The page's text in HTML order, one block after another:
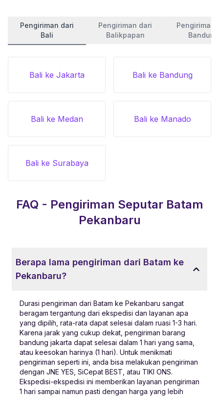
Pengiriman dari
Bali
Pengiriman dari
Balikpapan
Pengiriman
Bandung
Bali ke Jakarta Bali ke Bandung
Bali ke Medan Bali ke Manado
Bali ke Surabaya
FAQ - Pengiriman Seputar Batam
Pekanbaru
Berapa lama pengiriman dari Batam ke
Pekanbaru?
Durasi pengiriman dari Batam ke Pekanbaru sangat
beragam tergantung dari ekspedisi dan layanan apa
yang dipilih, rata-rata dapat selesai dalam ruasi 1-3 hari.
Karena jarak yang cukup dekat, pengiriman barang
bandung jakarta dapat selesai dalam 1 hari yang sama,
atau keesokan harinya (1 hari). Untuk menikmati
pengiriman seperti ini, anda bisa melakukan pengiriman
dengan JNE YES, SiCepat BEST, atau TIKI ONS.
Ekspedisi-ekspedisi ini memberikan layanan pengiriman
1 hari sampai namun pasti dengan harga yang lebih